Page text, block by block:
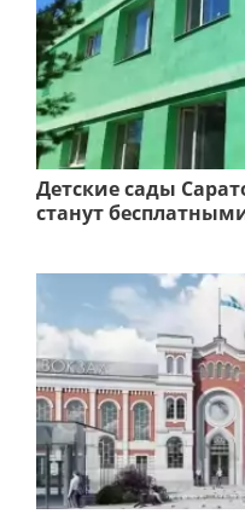
Детские сады
станут